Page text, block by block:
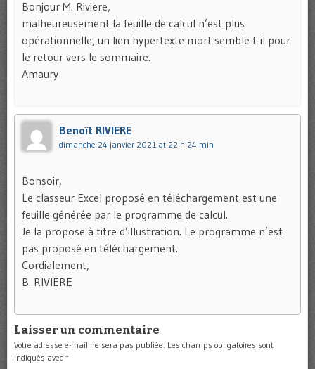
Bonjour M. Riviere,
malheureusement la feuille de calcul n’est plus
opérationnelle, un lien hypertexte mort semble t-il pour
le retour vers le sommaire.
Amaury
Benoît RIVIERE
dimanche 24 janvier 2021 at 22 h 24 min
Bonsoir,
Le classeur Excel proposé en téléchargement est une
feuille générée par le programme de calcul.
Je la propose à titre d’illustration. Le programme n’est
pas proposé en téléchargement.
Cordialement,
B. RIVIERE
Laisser un commentaire
Votre adresse e-mail ne sera pas publiée. Les champs obligatoires sont
indiqués avec *